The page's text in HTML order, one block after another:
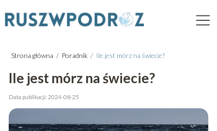
Strona główna / Poradnik / Ile jest mórz na świecie?
Ile jest mórz na świecie?
Data publikacji: 2024-08-25